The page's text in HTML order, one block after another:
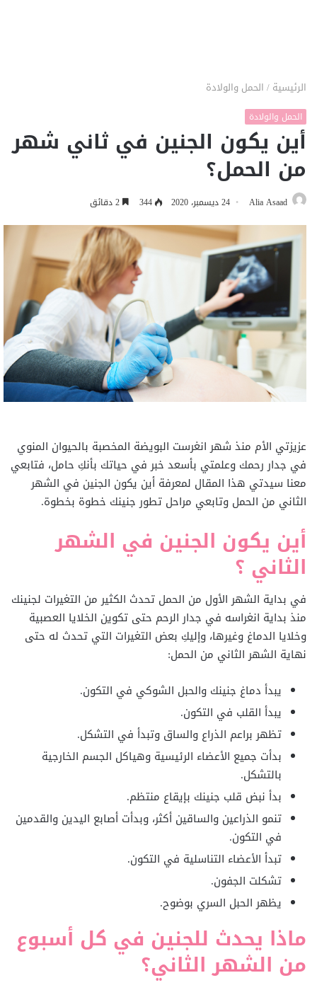
الرئيسية / الحمل والولادة
الحمل والولادة
أين يكون الجنين في ثاني شهر
من الحمل؟
Alia Asaad 24 ديسمبر، 2020 344
عزيزتي الأم منذ شهر انغرست البويضة المخصبة بالحيوان المنوي
في جدار رحمك وعلمتي بأسعد خبر في حياتك بأنكِ حامل، فتابعي
معنا سيدتي هذا المقال لمعرفة أين يكون الجنين في الشهر
الثاني من الحمل وتابعي مراحل تطور جنينك خطوة بخطوة.
أين يكون الجنين في الشهر
الثاني ؟
في بداية الشهر الأول من الحمل تحدث الكثير من التغيرات لجنينك
منذ بداية انغراسه في جدار الرحم حتى تكوين الخلايا العصبية
وخلايا الدماغ وغيرها، وإليكِ بعض التغيرات التي تحدث له حتى
نهاية الشهر الثاني من الحمل:
يبدأ دماغ جنينك والحبل الشوكي في التكون.
يبدأ القلب في التكون.
تظهر براعم الذراع والساق وتبدأ في التشكل.
بدأت جميع الأعضاء الرئيسية وهياكل الجسم الخارجية
بالتشكل.
بدأ نبض قلب جنينك بإيقاع منتظم.
تنمو الذراعين والساقين أكثر، وبدأت أصابع اليدين والقدمين
في التكون.
تبدأ الأعضاء التناسلية في التكون.
تشكلت الجفون.
يظهر الحبل السري بوضوح.
ماذا يحدث للجنين في كل أسبوع
من الشهر الثاني؟